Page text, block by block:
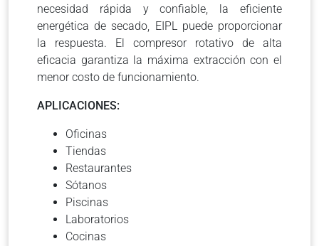
necesidad rápida y confiable, la eficiente
energética de secado, EIPL puede proporcionar
la respuesta. El compresor rotativo de alta
eficacia garantiza la máxima extracción con el
menor costo de funcionamiento.
APLICACIONES:
Oficinas
Tiendas
Restaurantes
Sótanos
Piscinas
Laboratorios
Cocinas